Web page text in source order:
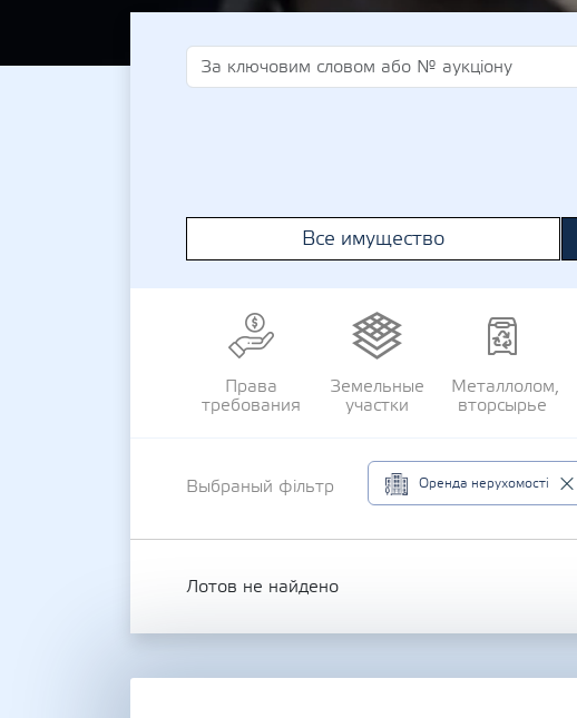
Все имущество
Права
требования
Земельные
участки
Металлолом,
вторсырье
Выбраный фільтр Оренда нерухомості
Лотов не найдено